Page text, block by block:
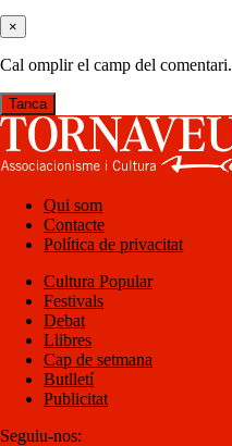
×
Cal omplir el camp del comentari.
Tanca
Qui som
Contacte
Política de privacitat
Cultura Popular
Festivals
Debat
Llibres
Cap de setmana
Butlletí
Publicitat
Seguiu-nos: